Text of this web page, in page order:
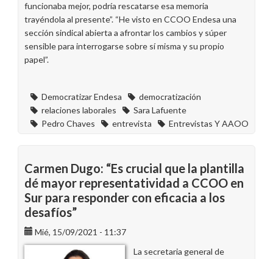
funcionaba mejor, podría rescatarse esa memoria
trayéndola al presente”. “He visto en CCOO Endesa una
sección sindical abierta a afrontar los cambios y súper
sensible para interrogarse sobre sí misma y su propio
papel”.
Democratizar Endesa
democratización
relaciones laborales
Sara Lafuente
Pedro Chaves
entrevista Entrevistas Y AAOO
Carmen Dugo: “Es crucial que la plantilla
dé mayor representatividad a CCOO en
Sur para responder con eficacia a los
desafíos”
Mié, 15/09/2021 - 11:37
La secretaria general de